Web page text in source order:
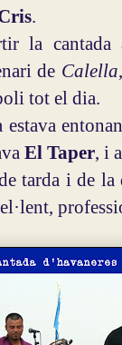
.
la
de Calella
tot el dia.
estava
El Taper, i
tarda i de